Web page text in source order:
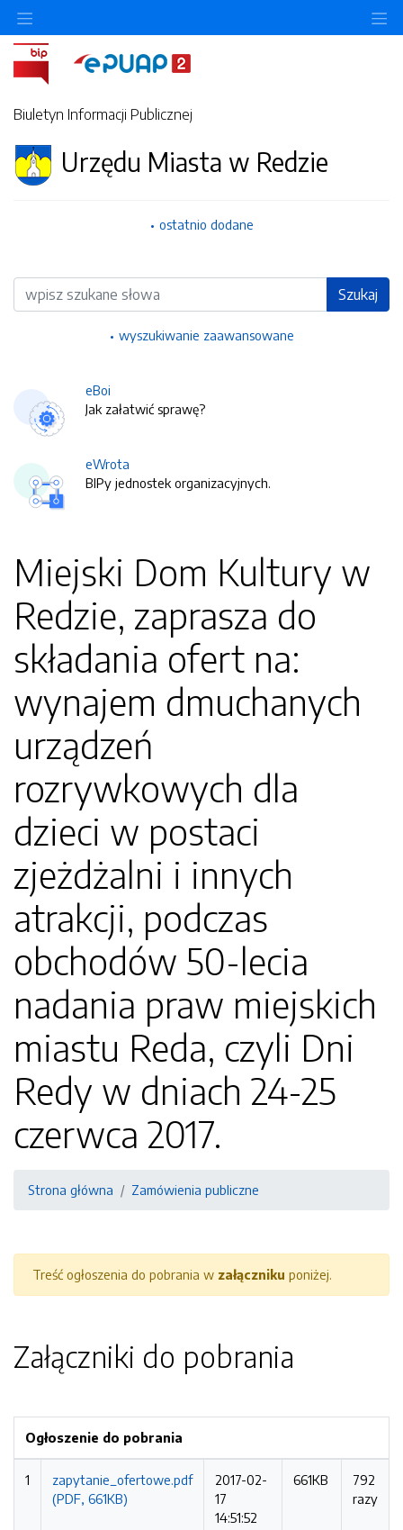
Biuletyn Informacji Publicznej
Urzędu Miasta w Redzie
ostatnio dodane
Wyszukiwarka Szukaj
wyszukiwanie zaawansowane
eBoi
Jak załatwić sprawę?
eWrota
BIPy jednostek organizacyjnych.
Miejski Dom Kultury w
Redzie, zaprasza do
składania ofert na:
wynajem dmuchanych
urządzeń
rozrywkowych dla
dzieci w postaci
zjeżdżalni i innych
atrakcji, podczas
obchodów 50-lecia
nadania praw miejskich
miastu Reda, czyli Dni
Redy w dniach 24-25
czerwca 2017.
Strona główna Zamówienia publiczne
Treść ogłoszenia do pobrania w załączniku poniżej.
Załączniki do pobrania
Ogłoszenie do pobrania
1
zapytanie_ofertowe.pdf
(PDF, 661KB)
2017-02-
17
14:51:52
661KB
792
razy